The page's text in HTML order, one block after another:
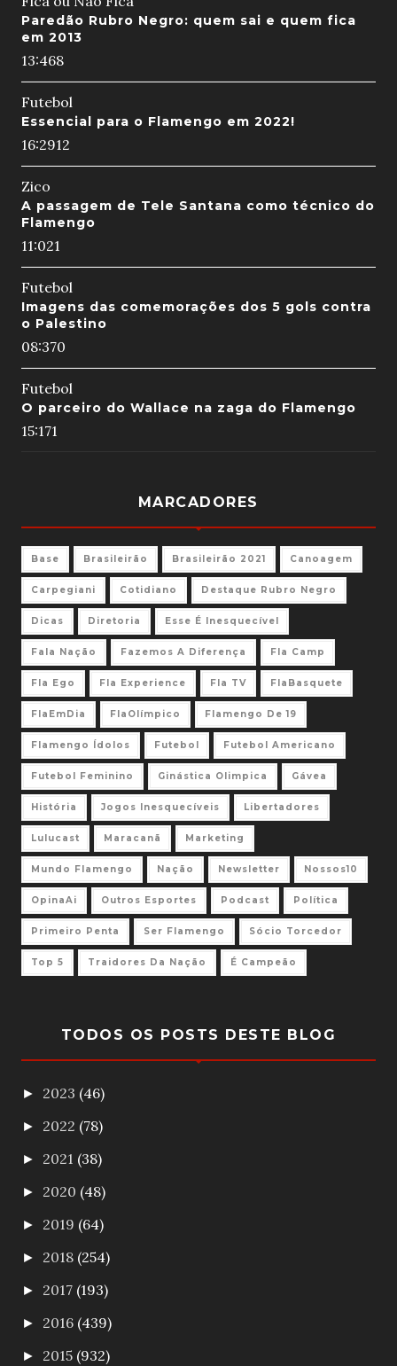
Paredão Rubro Negro: quem sai e quem fica
em 2013
13:468
Futebol
Essencial para o Flamengo em 2022!
16:2912
Zico
A passagem de Tele Santana como técnico do
Flamengo
11:021
Futebol
Imagens das comemorações dos 5 gols contra
o Palestino
08:370
Futebol
O parceiro do Wallace na zaga do Flamengo
15:171
MARCADORES
Base Brasileirão Brasileirão 2021 Canoagem
Carpegiani Cotidiano Destaque Rubro Negro
Dicas Diretoria Esse É Inesquecível
Fala Nação Fazemos A Diferença Fla Camp
Fla Ego Fla Experience Fla TV FlaBasquete
FlaEmDia FlaOlímpico Flamengo De 19
Flamengo Ídolos Futebol Futebol Americano
Futebol Feminino Ginástica Olimpica Gávea
História Jogos Inesquecíveis Libertadores
Lulucast Maracanã Marketing
Mundo Flamengo Nação Newsletter Nossos10
OpinaAi Outros Esportes Podcast Política
Primeiro Penta Ser Flamengo Sócio Torcedor
Top 5 Traidores Da Nação É Campeão
TODOS OS POSTS DESTE BLOG
► 2023 (46)
► 2022 (78)
► 2021 (38)
► 2020 (48)
► 2019 (64)
► 2018 (254)
► 2017 (193)
► 2016 (439)
► 2015 (932)